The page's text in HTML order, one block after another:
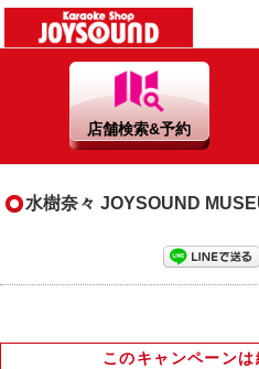
店舗検索&予約
水樹奈々 JOYSOUND
このキャンペーンは